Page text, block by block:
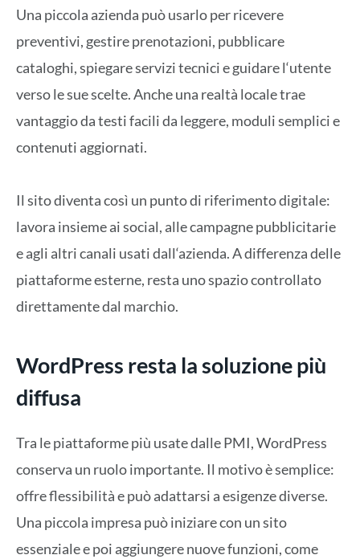
Una piccola azienda può usarlo per ricevere
preventivi, gestire prenotazioni, pubblicare
cataloghi, spiegare servizi tecnici e guidare l‘utente
versole sue scelte. Anche una realtà locale trae
vantaggio datesti facili da leggere, moduli semplici e
contenuti aggiornati.
Il sito diventa così un punto di riferimento digitale:
lavora insieme ai social, alle campagne pubblicitarie
e agli altri canali usati dall‘azienda. A differenza delle
piattaforme esterne, resta uno spazio controllato
direttamente dal marchio.
WordPress resta la soluzione più
diffusa
Tra le piattaforme più usate dalle PMI, WordPress
conserva un ruolo importante. Il motivo è semplice:
offre flessibilità e può adattarsi a esigenze diverse.
Una piccola impresa può iniziare con un sito
essenziale e poi aggiungere nuove funzioni, come